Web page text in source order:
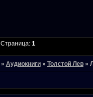
Страница: 1
» Аудиокниги » Толстой Лев »